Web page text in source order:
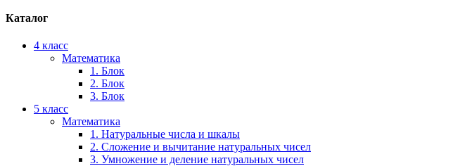
Каталог
4 класс
Математика
1. Блок
2. Блок
3. Блок
5 класс
Математика
1. Натуральные числа и шкалы
2. Сложение и вычитание натуральных чисел
3. Умножение и деление натуральных чисел